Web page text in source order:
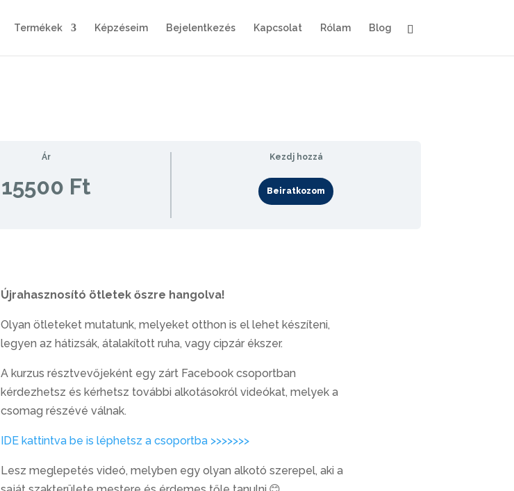
Termékek Képzéseim Bejelentkezés Kapcsolat Rólam Blog
Ár
15500 Ft
Kezdj hozzá
Beiratkozom
Újrahasznosító ötletek őszre hangolva!
Olyan ötleteket mutatunk, melyeket otthon is el lehet készíteni,
legyen az hátizsák, átalakított ruha, vagy cipzár ékszer.
A kurzus résztvevőjeként egy zárt Facebook csoportban
kérdezhetsz és kérhetsz további alkotásokról videókat, melyek a
csomag részévé válnak.
IDE kattintva be is léphetsz a csoportba >>>>>>>
Lesz meglepetés videó, melyben egy olyan alkotó szerepel, aki a